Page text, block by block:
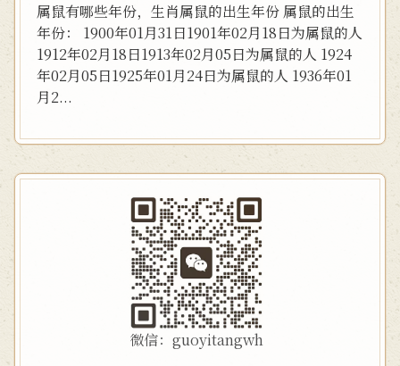
属鼠有哪些年份，生肖属鼠的出生年份 属鼠的出生
年份： 1900年01月31日1901年02月18日为属鼠的人
1912年02月18日1913年02月05日为属鼠的人 1924
年02月05日1925年01月24日为属鼠的人 1936年01
月2...
微信：guoyitangwh